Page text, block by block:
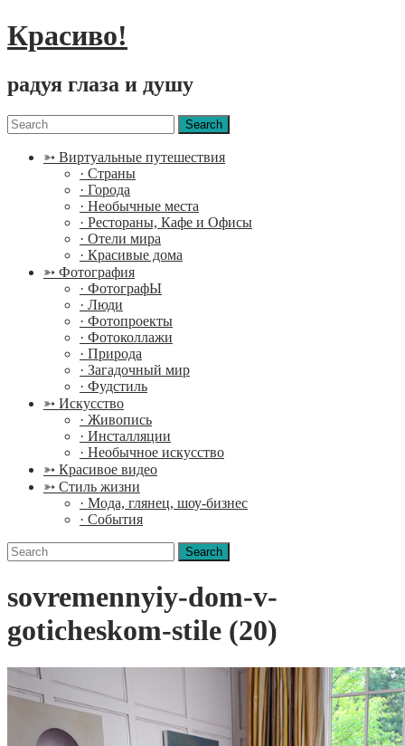
Красиво!
радуя глаза и душу
Menu
Search
for:
➳ Виртуальные путешествия
· Страны
· Города
· Необычные места
· Рестораны, Кафе и Офисы
· Отели мира
· Красивые дома
➳ Фотография
· ФотографЫ
· Люди
· Фотопроекты
· Фотоколлажи
· Природа
· Загадочный мир
· Фудстиль
➳ Искусство
· Живопись
· Инсталляции
· Необычное искусство
➳ Красивое видео
➳ Стиль жизни
· Мода, глянец, шоу-бизнес
· События
Search
for:
sovremennyiy-dom-v-
goticheskom-stile (20)